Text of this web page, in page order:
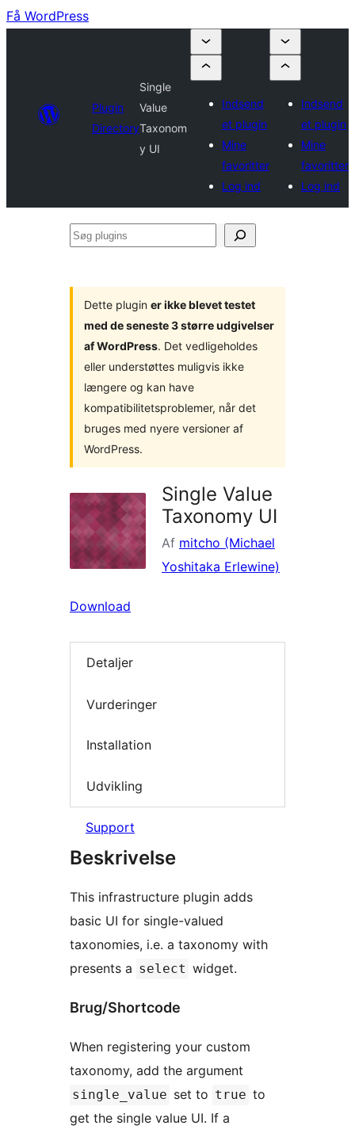
Få WordPress
Plugin
Directory
Single
Value
Taxonom
y UI
Indsend
et plugin
Mine
favoritter
Log ind
Indsend
et plugin
Mine
favoritter
Log ind
Søg
Dette plugin er ikke blevet testet
med de seneste 3 større udgivelser
af WordPress. Det vedligeholdes
eller understøttes muligvis ikke
længere og kan have
kompatibilitetsproblemer, når det
bruges med nyere versioner af
WordPress.
Single Value
Taxonomy UI
Af mitcho (Michael
Yoshitaka Erlewine)
Download
Detaljer
Vurderinger
Installation
Udvikling
Support
Beskrivelse
This infrastructure plugin adds
basic UI for single-valued
taxonomies, i.e. a taxonomy with
presents a select widget.
Brug/Shortcode
When registering your custom
taxonomy, add the argument
single_value set to true to
get the single value UI. If a